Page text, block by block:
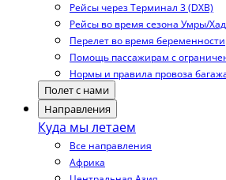
Рейсы через Терминал 3 (DXB)
Рейсы во время сезона Умры/
Перелет во время беременности
Помощь пассажирам с
Нормы и правила провоза
Полет с нами
Направления
Куда мы летаем
Все направления
Африка